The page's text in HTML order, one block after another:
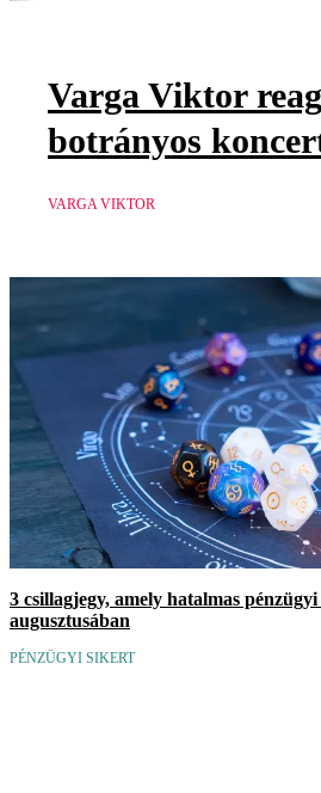
Varga Viktor
botrányos
VARGA VIKTOR
3 csillagjegy, amely hatalmas
augusztusában
PÉNZÜGYI SIKERT